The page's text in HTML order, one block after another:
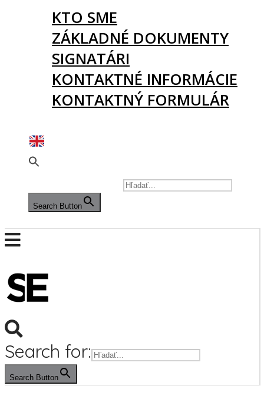
KTO SME
ZÁKLADNÉ DOKUMENTY
SIGNATÁRI
KONTAKTNÉ INFORMÁCIE
KONTAKTNÝ FORMULÁR
Search Button
Search for:
Search Button